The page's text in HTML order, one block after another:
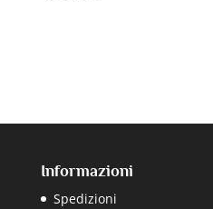
Informazioni
Spedizioni